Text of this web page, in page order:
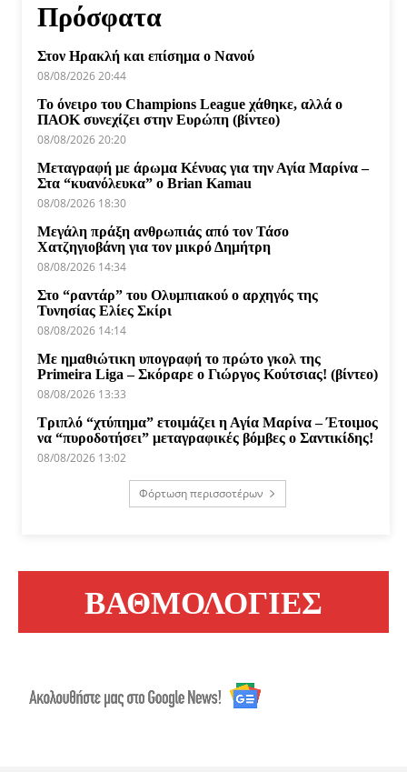
Πρόσφατα
Στον Ηρακλή και επίσημα ο Νανού
08/08/2026 20:44
Το όνειρο του Champions League χάθηκε, αλλά ο
ΠΑΟΚ συνεχίζει στην Ευρώπη (βίντεο)
08/08/2026 20:20
Μεταγραφή με άρωμα Κένυας για την Αγία Μαρίνα –
Στα “κυανόλευκα” ο Brian Kamau
08/08/2026 18:30
Μεγάλη πράξη ανθρωπιάς από τον Τάσο
Χατζηγιοβάνη για τον μικρό Δημήτρη
08/08/2026 14:34
Στο “ραντάρ” του Ολυμπιακού ο αρχηγός της
Τυνησίας Ελίες Σκίρι
08/08/2026 14:14
Με ημαθιώτικη υπογραφή το πρώτο γκολ της
Primeira Liga – Σκόραρε ο Γιώργος Κούτσιας! (βίντεο)
08/08/2026 13:33
Τριπλό “χτύπημα” ετοιμάζει η Αγία Μαρίνα – Έτοιμος
να “πυροδοτήσει” μεταγραφικές βόμβες ο Σαντικίδης!
08/08/2026 13:02
Φόρτωση περισσοτέρων
ΒΑΘΜΟΛΟΓΙΕΣ